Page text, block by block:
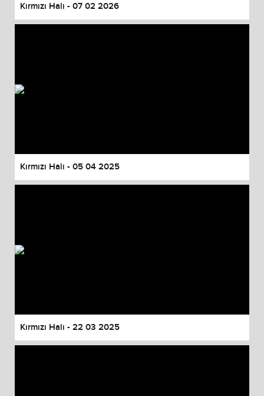
Kırmızı Halı - 07 02 2026
Kırmızı Halı - 05 04 2025
Kırmızı Halı - 22 03 2025